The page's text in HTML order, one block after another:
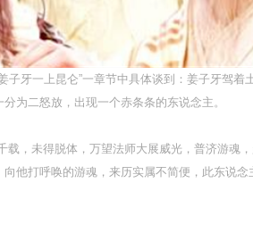
子牙一上昆仑”一章节中具体谈到：姜子牙驾
为二怒放，出现一个赤条条的东说念主。
载，未得脱体，万望法师大展威光，普济游魂
他打呼唤的游魂，来历实属不简便，此东说